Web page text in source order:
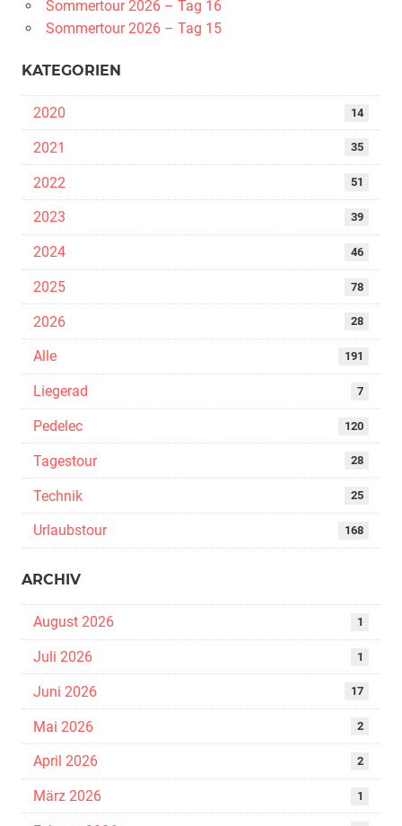
Sommertour 2026 – Tag 16
Sommertour 2026 – Tag 15
KATEGORIEN
2020 14
2021 35
2022 51
2023 39
2024 46
2025 78
2026 28
Alle 191
Liegerad 7
Pedelec 120
Tagestour 28
Technik 25
Urlaubstour 168
ARCHIV
August 2026 1
Juli 2026 1
Juni 2026 17
Mai 2026 2
April 2026 2
März 2026 1